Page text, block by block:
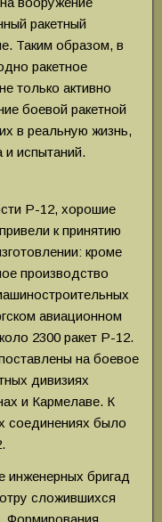
ракетный
Таким образом, в
ракетное
только активно
боевой ракетной
в реальную жизнь,
и испытаний.
Р-12, хорошие
к принятию
кроме
производство
авиационном
2300 ракет Р-12.
на боевое
дивизиях
и Кармелаве. К
соединениях было
инженерных бригад
сложившихся
Формирования,